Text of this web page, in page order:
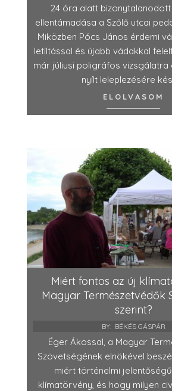
24 óra alatt bizonytalanodott
ellentámadása a Szőlő utcai
Miközben Pócs János érdemi
letiltással és újabb vádakkal
már júliusi poligráfos vizsgálatra
nyílt leleplezésére
ELOLVASOM
Miért fontos az új
Magyar Természetvédők
szerint?
BY: BÉKÉS GÁSPÁR
Éger Ákossal, a Magyar
Szövetségének elnökével
miért történelmi
klímatörvény, és hogy milyen